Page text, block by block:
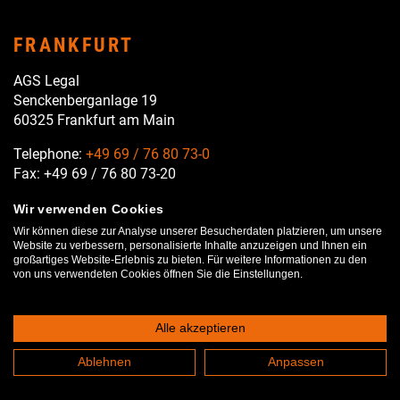
FRANKFURT
AGS Legal
Senckenberganlage 19
60325 Frankfurt am Main
Telephone: +49 69 / 76 80 73-0
Fax: +49 69 / 76 80 73-20
E-mail:info@ags-legal.com
Wir verwenden Cookies
Wir können diese zur Analyse unserer Besucherdaten platzieren, um unsere
Website zu verbessern, personalisierte Inhalte anzuzeigen und Ihnen ein
großartiges Website-Erlebnis zu bieten. Für weitere Informationen zu den
von uns verwendeten Cookies öffnen Sie die Einstellungen.
Alle akzeptieren
Ablehnen Anpassen